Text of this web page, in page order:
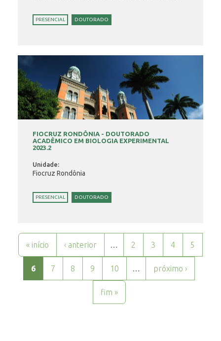
PRESENCIAL DOUTORADO
FIOCRUZ RONDÔNIA - DOUTORADO
ACADÊMICO EM BIOLOGIA EXPERIMENTAL
2023.2
Unidade:
Fiocruz Rondônia
PRESENCIAL DOUTORADO
Páginas
« início ‹ anterior … 2 3 4 5
6 7 8 9 10 … próximo ›
fim »